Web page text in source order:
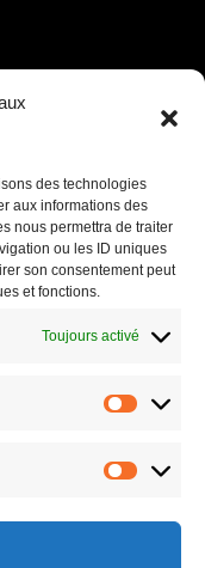
des technologies
aux informations des
nous permettra de traiter
ou les ID uniques
son consentement peut
et fonctions.
Toujours activé